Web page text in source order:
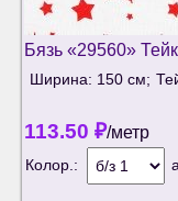
Бязь «29560»
Ширина: 150 см;
113.50 ₽/метр
Колор.: